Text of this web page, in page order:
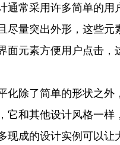
通常采用许多简单的
尽量突出外形，这些
面元素方便用户点击
化除了简单的形状之
它和其他设计风格一
现成的设计实例可以